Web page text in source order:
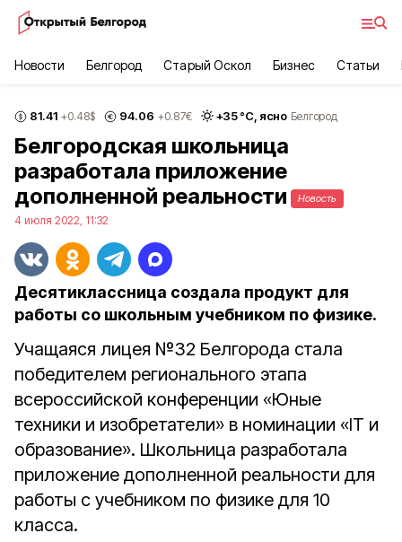
Новости Белгород Старый Оскол Бизнес Статьи
81.41 +0.48$ 94.06 +0.87€ +35°С, ясно Белгород
Белгородская школьница
разработала приложение
дополненной реальности
Новость
4 июля 2022, 11:32
Десятиклассница создала продукт для
работы со школьным учебником по физике.
Учащаяся лицея №32 Белгорода стала
победителем регионального этапа
всероссийской конференции «Юные
техники и изобретатели» в номинации «IT и
образование». Школьница разработала
приложение дополненной реальности для
работы с учебником по физике для 10
класса.